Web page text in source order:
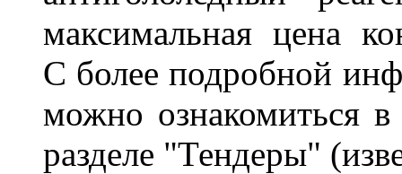
максимальная цена
С более подробной
можно ознакомиться в
разделе "Тендеры"